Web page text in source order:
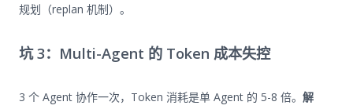
规划（replan 机制）。
坑 3：Multi-Agent 的 Token 成本失控
3 个 Agent 协作一次，Token 消耗是单 Agent 的 5-8 倍。 解